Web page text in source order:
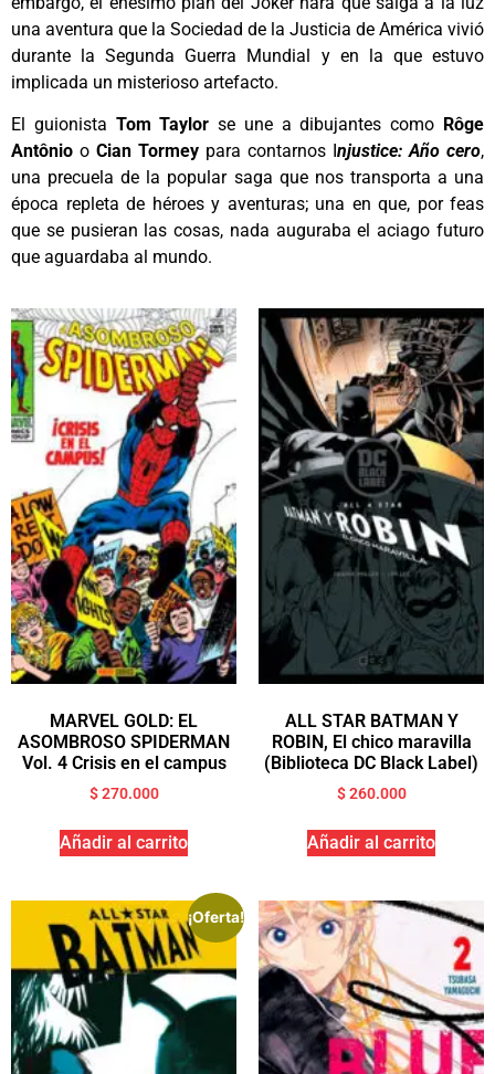
una aventura que la Sociedad de la Justicia de América vivió
durante la Segunda Guerra Mundial y en la que estuvo
implicada un misterioso artefacto.
El guionista Tom Taylorse une a dibujantes como Rôge
Antônio o Cian Tormey para contarnos Injustice: Año cero,
una precuela de la popular saga que nos transporta a una
época repleta de héroes y aventuras; una en que, por feas
que se pusieran las cosas, nada auguraba el aciago futuro
que aguardaba al mundo.
MARVEL GOLD: EL
ASOMBROSO SPIDERMAN
Vol. 4 Crisis en el campus
$270.000
Añadir al carrito
ALL STAR BATMAN Y
ROBIN, El chico maravilla
(Biblioteca DC Black Label)
$260.000
Añadir al carrito
¡Oferta!